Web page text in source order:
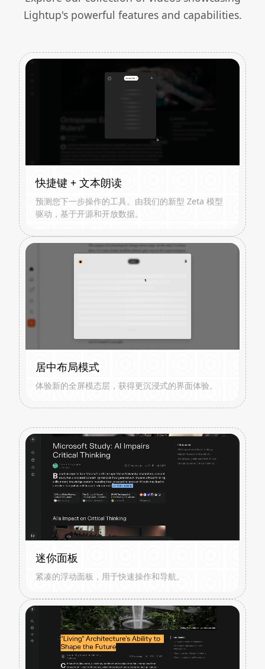
Lightup's powerful features and capabilities.
快捷键 + 文本朗读
预测您下一步操作的工具。由我们的新型 Zeta 模型
驱动，基于开源和开放数据。
居中布局模式
体验新的全屏模态层，获得更沉浸式的界面体验。
迷你面板
紧凑的浮动面板，用于快速操作和导航。